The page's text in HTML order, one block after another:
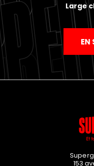
Large
EN
153